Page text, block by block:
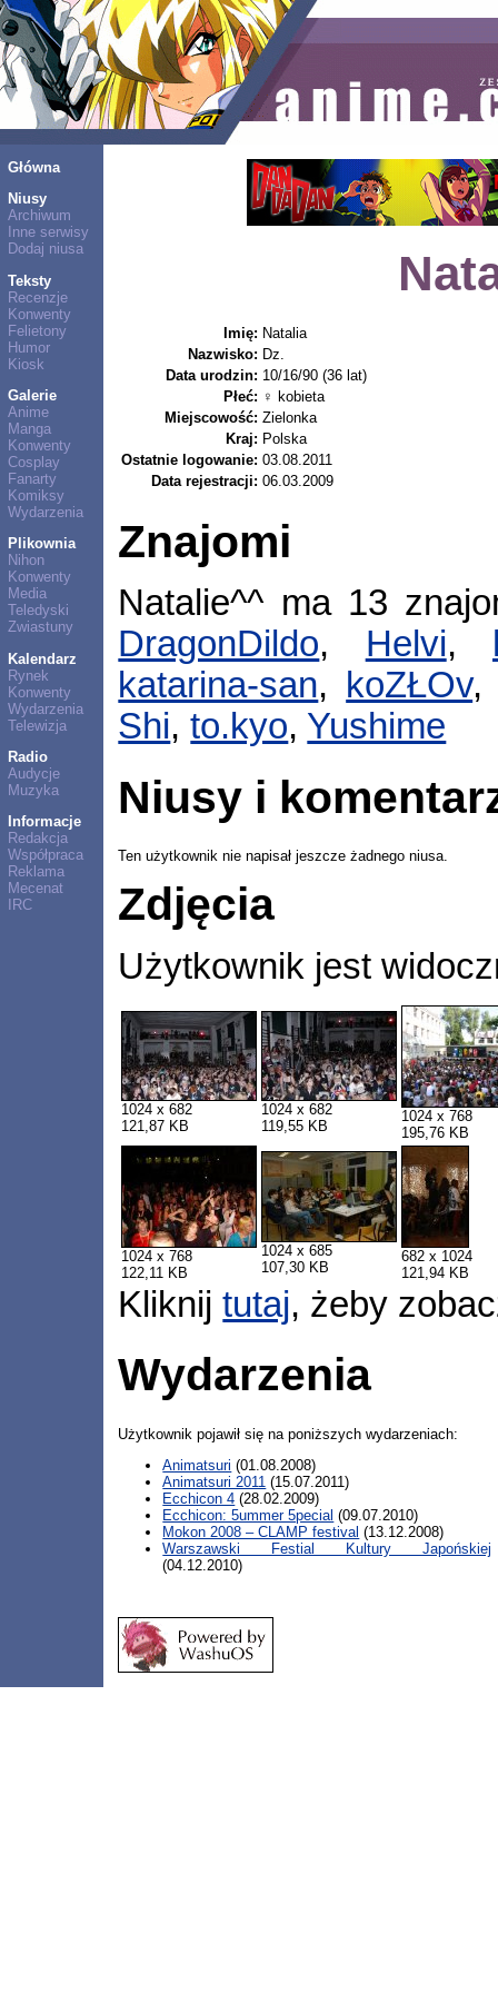
Główna
Niusy
Archiwum
Inne serwisy
Dodaj niusa
Teksty
Recenzje
Konwenty
Felietony
Humor
Kiosk
Galerie
Anime
Manga
Konwenty
Cosplay
Fanarty
Komiksy
Wydarzenia
Plikownia
Nihon
Konwenty
Media
Teledyski
Zwiastuny
Kalendarz
Rynek
Konwenty
Wydarzenia
Telewizja
Radio
Audycje
Muzyka
Informacje
Redakcja
Współpraca
Reklama
Mecenat
IRC
Imię: Natalia
Nazwisko: Dz.
Data urodzin: 10/16/90 (36 lat)
Płeć: ♀ kobieta
Miejscowość: Zielonka
Kraj: Polska
Ostatnie logowanie: 03.08.2011
Data rejestracji: 06.03.2009
Znajomi
Natalie^^ ma 13
DragonDildo, Helvi,
katarina-san, koZŁOv
Shi,to.kyo, Yushime
Niusy i
Ten użytkownik nie napisał jeszcze żadnego niusa.
Zdjęcia
Użytkownik jest
1024 x 682
121,87 KB
1024 x 682
119,55 KB
1024 x 768
195,76 KB
1024 x 768
122,11 KB
1024 x 685
107,30 KB
682 x 1024
121,94 KB
Kliknijtutaj, żeby
Wydarzenia
Użytkownik pojawił się na poniższych wydarzeniach:
Animatsuri (01.08.2008)
Animatsuri 2011 (15.07.2011)
Ecchicon 4 (28.02.2009)
Ecchicon: 5ummer 5pecial (09.07.2010)
Mokon 2008 – CLAMP festival (13.12.2008)
Warszawski Festial Kultury Japońskiej
(04.12.2010)